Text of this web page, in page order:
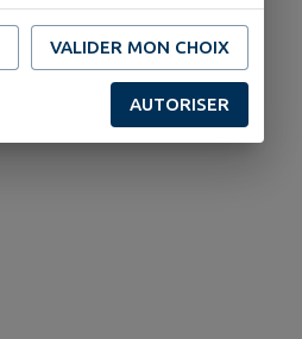
VALIDER MON CHOIX
AUTORISER